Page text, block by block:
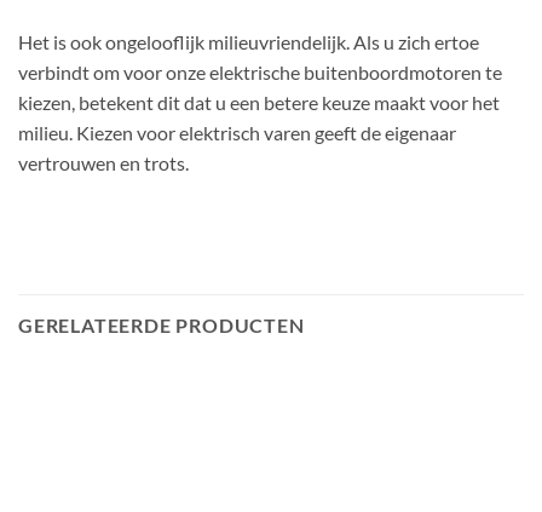
Het is ook ongelooflijk milieuvriendelijk. Als u zich ertoe
verbindt om voor onze elektrische buitenboordmotoren te
kiezen, betekent dit dat u een betere keuze maakt voor het
milieu. Kiezen voor elektrisch varen geeft de eigenaar
vertrouwen en trots.
GERELATEERDE PRODUCTEN